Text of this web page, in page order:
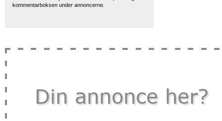
kommentarboksen under annoncerne.